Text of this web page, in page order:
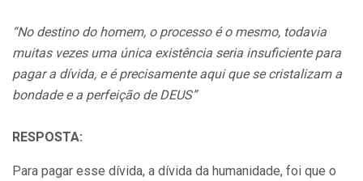
“No destino do homem, o processo é o mesmo, todavia
muitas vezes uma única existência seria insuficiente para
pagar a dívida, e é precisamente aqui que se cristalizam a
bondade e a perfeição de DEUS”
RESPOSTA:
Para pagar esse dívida, a dívida da humanidade, foi que o